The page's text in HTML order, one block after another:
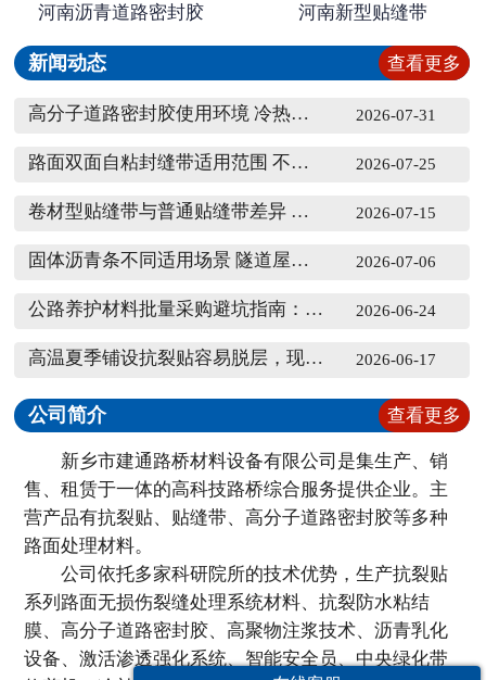
河南沥青道路密封胶 河南新型贴缝带
新闻动态 查看更多
2026-07-31
高分子道路密封胶使用环境 冷热施工材料区分
2026-07-25
路面双面自粘封缝带适用范围 不同裂缝宽度选材
2026-07-15
卷材型贴缝带与普通贴缝带差异 施工工况区分讲解
2026-07-06
固体沥青条不同适用场景 隧道屋面填缝选型
2026-06-24
公路养护材料批量采购避坑指南：别只看单价，耐候性才是控本核心
2026-06-17
高温夏季铺设抗裂贴容易脱层，现场施工预处理实操方法
公司简介 查看更多
新乡市建通路桥材料设备有限公司是集生产、销
售、租赁于一体的高科技路桥综合服务提供企业。主
营产品有抗裂贴、贴缝带、高分子道路密封胶等多种
路面处理材料。
公司依托多家科研院所的技术优势，生产抗裂贴
系列路面无损伤裂缝处理系统材料、抗裂防水粘结
膜、高分子道路密封胶、高聚物注浆技术、沥青乳化
设备、激活渗透强化系统、智能安全员、中央绿化带